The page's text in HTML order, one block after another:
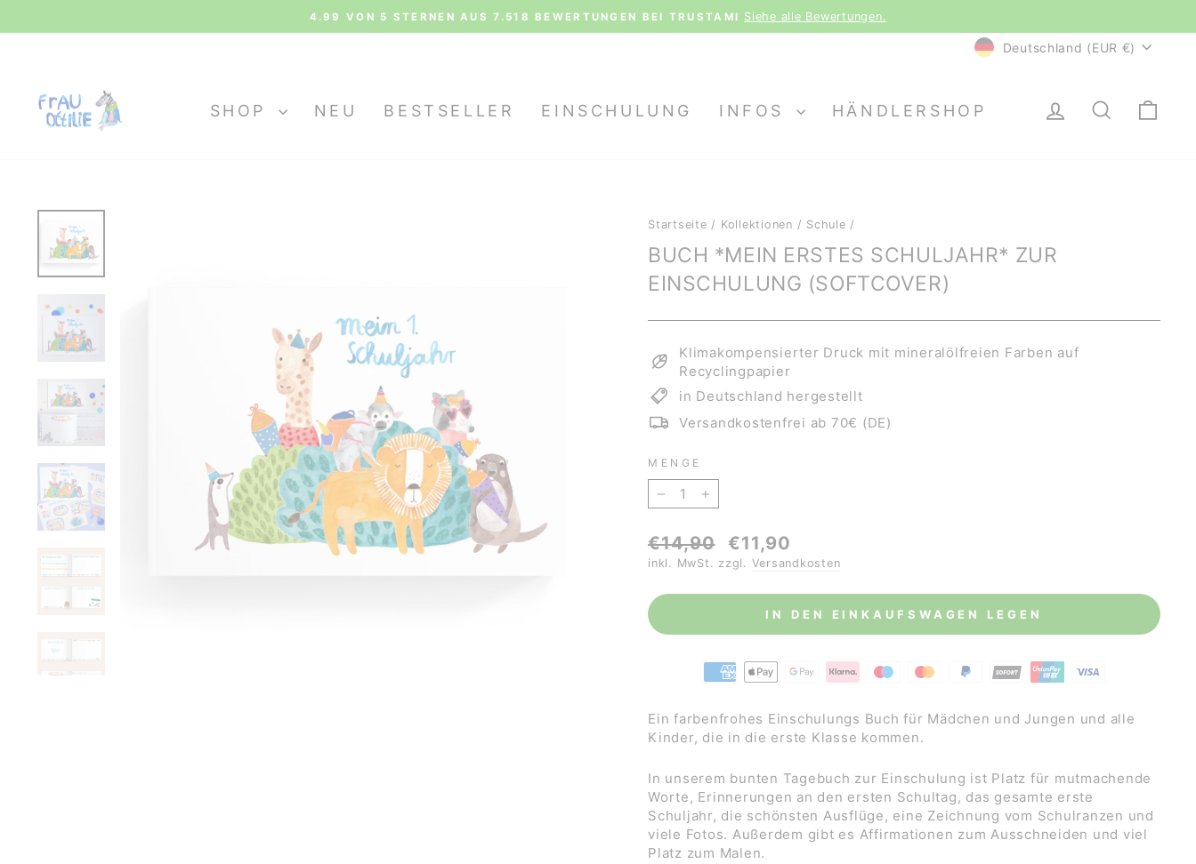
Pause
4.99 VON 5 STERNEN AUS 7.518 BEWERTUNGEN BEI TRUSTAMI Siehe alle Bewertungen.
WÄHRUNG
Deutschland (EUR €)
SHOP NEU BESTSELLER EINSCHULUNG INFOS HÄNDLERSHOP EINLOGGEN
SUCHE
Startseite / Kollektionen / Schule /
BUCH *MEIN ERSTES SCHULJAHR* ZUR
EINSCHULUNG (SOFTCOVER)
Klimakompensierter Druck mit mineralölfreien Farben auf
Recyclingpapier
in Deutschland hergestellt
Versandkostenfrei ab 70€ (DE)
MENGE
− +
Normaler
Preis
€14,90 Sonderpreis
€11,90
inkl. MwSt. zzgl. Versandkosten
IN DEN EINKAUFSWAGEN LEGEN
Ein farbenfrohes Einschulungs Buch für Mädchen und Jungen und alle
Kinder, die in die erste Klasse kommen.
In unserem bunten Tagebuch zur Einschulung ist Platz für mutmachende
Worte, Erinnerungen an den ersten Schultag, das gesamte erste
Schuljahr, die schönsten Ausflüge, eine Zeichnung vom Schulranzen und
viele Fotos. Außerdem gibt es Affirmationen zum Ausschneiden und viel
Platz zum Malen.